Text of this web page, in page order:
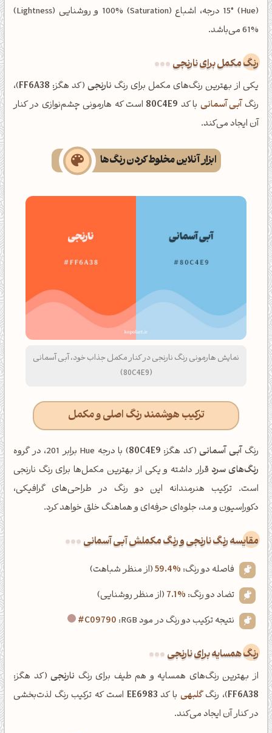
(Hue) 15° درجه، اشباع (Saturation) 100% و روشنایی (Lightness)
61% می‌باشد.
رنگ مکمل برای نارنجی
یکی از بهترین رنگ‌های مکمل برای رنگ نارنجی (کد هگز: FF6A38)،
رنگ آبی آسمانی با کد 80C4E9 است که هارمونی چشم‌نوازی در کنار
آن ایجاد می‌کند.
ابزار آنلاین مخلوط کردن رنگ‌ها
نمایش هارمونی رنگ نارنجی در کنار مکمل جذاب خود، آبی آسمانی
(80C4E9)
ترکیب هوشمند رنگ اصلی و مکمل
رنگآبی آسمانی (کد هگز: 80C4E9) با درجه Hue برابر 201، در گروه
رنگ‌های سرد قرار داشته و یکی از بهترین مکمل‌ها برای رنگ نارنجی
است. ترکیب هنرمندانه این دو رنگ در طراحی‌های گرافیکی،
دکوراسیون و مد، جلوه‌ای حرفه‌ای و هماهنگ خلق خواهد کرد.
‌مقایسه رنگ نارنجی و رنگ مکملش آبی آسمانی
فاصله دو رنگ: 59.4%(از منظر شباهت)
تضاد دو رنگ: 7.1% (از منظر روشنایی)
نتیجه ترکیب دو رنگ در مود RGB:
#C09790
رنگ همسایه برای نارنجی
از بهترین رنگ‌های همسایه و هم طیف برای رنگ نارنجی(کد هگز:
FF6A38)، رنگگلبهی با کد EE6983 است که ترکیب رنگ لذت‌بخشی
در کنار آن ایجاد می‌کند.